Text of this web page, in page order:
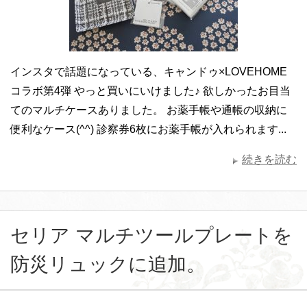
インスタで話題になっている、キャンドゥ×LOVEHOME
コラボ第4弾 やっと買いにいけました♪ 欲しかったお目当
てのマルチケースありました。 お薬手帳や通帳の収納に
便利なケース(^^) 診察券6枚にお薬手帳が入れられます...
続きを読む
セリア マルチツールプレートを
防災リュックに追加。